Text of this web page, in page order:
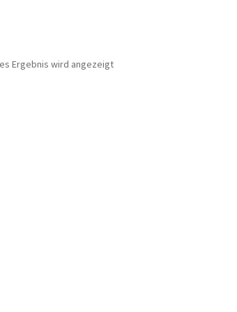
Ergebnis wird angezeigt